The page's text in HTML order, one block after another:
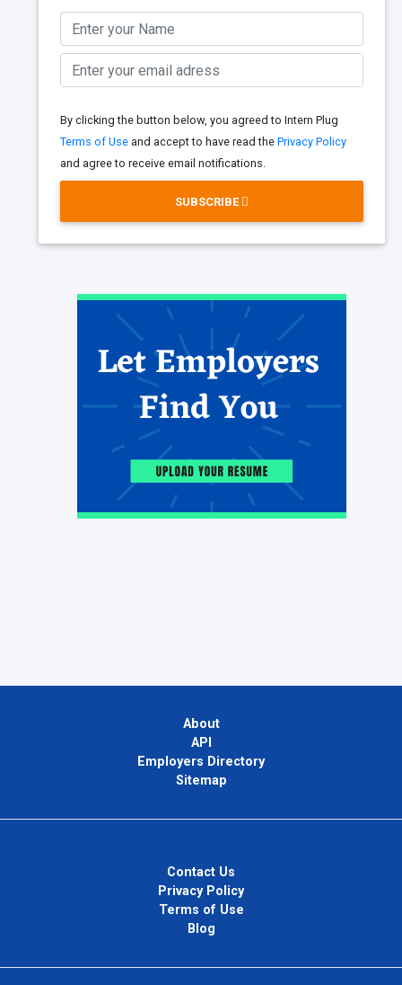
By clicking the button below, you agreed to Intern Plug
Terms of Use and accept to have read the Privacy Policy
and agree to receive email notifications.
SUBSCRIBE
About
API
Employers Directory
Sitemap
Contact Us
Privacy Policy
Terms of Use
Blog